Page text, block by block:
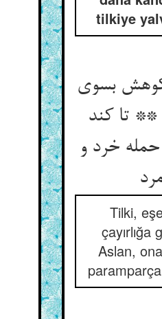
tilkiye
بسوی
** تا کند
خرد و
Tilki,
çayırlığa
Aslan,